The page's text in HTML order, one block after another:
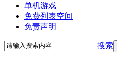
单机游戏
免费列表空间
免责声明
搜索